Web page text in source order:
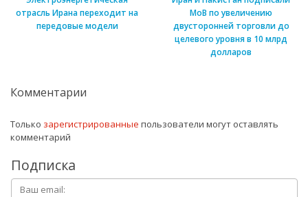
отрасль Ирана переходит на
передовые модели
МоВ по увеличению
двусторонней торговли до
целевого уровня в 10 млрд
долларов
Комментарии
Только зарегистрированные пользователи могут оставлять
комментарий
Подписка